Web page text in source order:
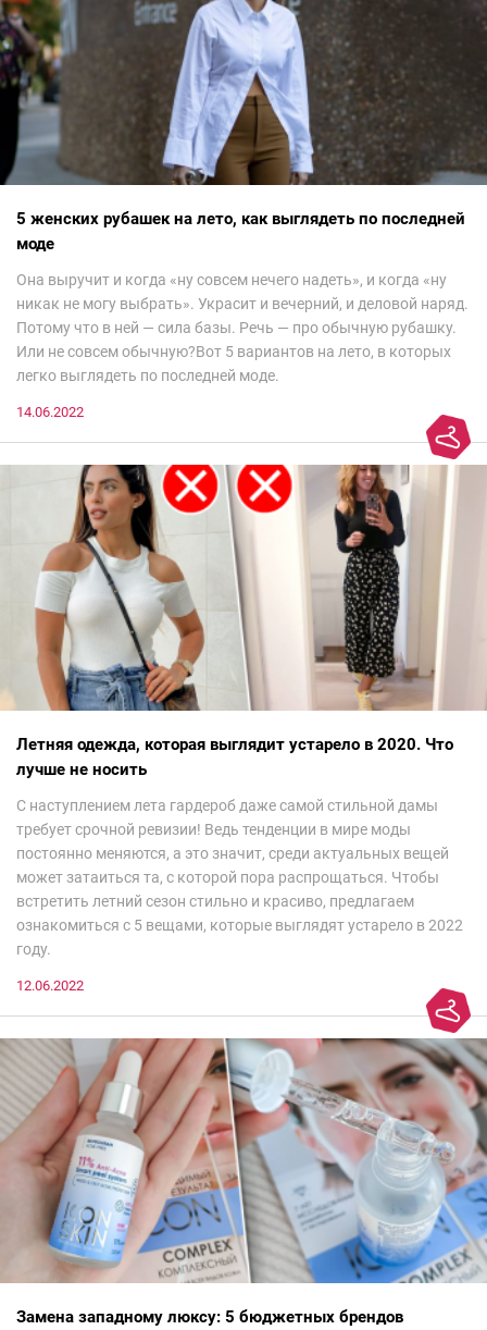
5 женских рубашек на лето, как выглядеть по последней
моде
Она выручит и когда «ну совсем нечего надеть», и когда «ну
никак не могу выбрать». Украсит и вечерний, и деловой наряд.
Потому что в ней — сила базы. Речь — про обычную рубашку.
Или не совсем обычную?Вот 5 вариантов на лето, в которых
легко выглядеть по последней моде.
14.06.2022
Летняя одежда, которая выглядит устарело в 2020. Что
лучше не носить
С наступлением лета гардероб даже самой стильной дамы
требует срочной ревизии! Ведь тенденции в мире моды
постоянно меняются, а это значит, среди актуальных вещей
может затаиться та, с которой пора распрощаться. Чтобы
встретить летний сезон стильно и красиво, предлагаем
ознакомиться с 5 вещами, которые выглядят устарело в 2022
году.
12.06.2022
Замена западному люксу: 5 бюджетных брендов